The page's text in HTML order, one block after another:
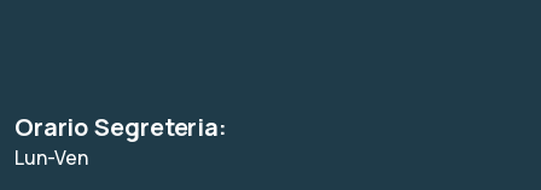
Orario Segreteria:
Lun-Ven